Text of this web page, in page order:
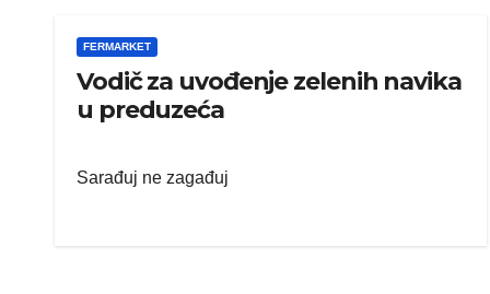
FERMARKET
Vodič za uvođenje zelenih navika
u preduzeća
Sarađuj ne zagađuj